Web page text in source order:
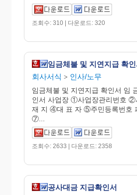
조회수: 310 | 다운로드: 320
임금체불 및 지연지급 확인
회사서식 > 인사/노무
임금체불 및 지연지급 확인서 임
인서 사업장 ①사업장관리번호
재 지 ④대 표 자 ⑤주민등록번호
⑦...
조회수: 2633 | 다운로드: 2358
공사대금 지급확인서